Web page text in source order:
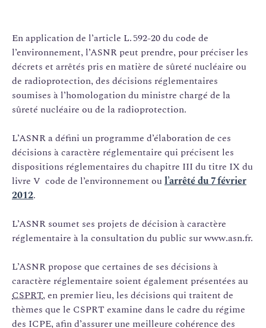
En application de l’article L. 592-20 du code de
l’environnement, l’ASNR peut prendre, pour préciser les
décrets et arrêtés pris en matière de sûreté nucléaire ou
de radioprotection, des décisions réglementaires
soumises à l’homologation du ministre chargé de la
sûreté nucléaire ou de la radioprotection.
L’ASNR a défini un programme d’élaboration de ces
décisions à caractère réglementaire qui précisent les
dispositions réglementaires du chapitre III du titre IX du
livre V code de l’environnement oul’arrêté du 7 février
2012.
L’ASNR soumet ses projets de décision à caractère
réglementaire à la consultation du public sur www.asn.fr.
L’ASNR propose que certaines de ses décisions à
caractère réglementaire soient également présentées au
CSPRT, en premier lieu, les décisions qui traitent de
thèmes que le CSPRT examine dans le cadre du régime
des ICPE, afin d’assurer une meilleure cohérence des